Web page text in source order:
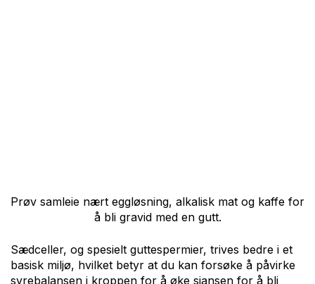
Prøv samleie nært eggløsning, alkalisk mat og kaffe for
å bli gravid med en gutt.
Sædceller, og spesielt guttespermier, trives bedre i et
basisk miljø, hvilket betyr at du kan forsøke å påvirke
syrebalansen i kroppen for å øke sjansen for å bli